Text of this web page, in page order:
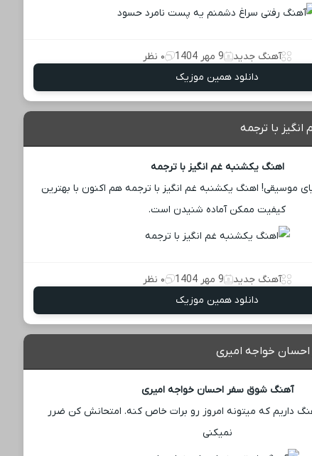
آهنگ جدید 9 مهر 1404
۰ نظر
دانلود همین موزیک
با ترجمه
اهنگ یکشنبه غم انگیز با ترجمه
موسیقی! اهنگ یکشنبه غم انگیز با ترجمه هم اکنون با بهترین
کیفیت ممکن آماده شنیدن است.
آهنگ جدید 9 مهر 1404
۰ نظر
دانلود همین موزیک
خواجه امیری
آهنگ شوق سفر احسان خواجه امیری
داریم که میتونه امروز رو برات خاص کنه. امتحانش کن ضرر
نمیکنی